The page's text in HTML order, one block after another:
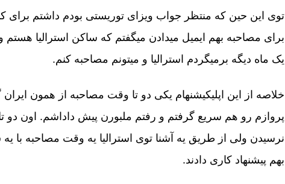
توی این حین که منتظر جواب ویزای توریستی بودم داشتم برای
برای مصاحبه بهم ایمیل میدادن میگفتم که ساکن استرالیا
یک ماه دیگه برمیگردم استرالیا و میتونم مصاحبه کنم.
خلاصه از این اپلیکیشنهام یکی دو تا وقت مصاحبه از همون ایران
پروازم رو هم سریع گرفتم و رفتم ملبورن پیش داداشم. اون دو
نرسیدن ولی از طریق یه آشنا توی استرالیا یه وقت مصاحبه با
بهم پیشنهاد کاری دادند.